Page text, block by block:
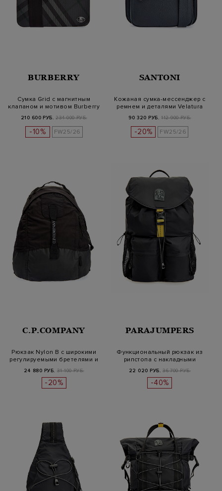
BURBERRY
Сумка Grid с магнитным
клапаном и мотивом Burberry
210 600 РУБ. 234 000 РУБ.
-10% FW25/26
SANTONI
Кожаная сумка-мессенджер с
ремнем и деталями Velatura
90 320 РУБ. 112 900 РУБ.
-20% FW25/26
C.P.COMPANY
Рюкзак Nylon B с широкими
регулируемыми бретелями и
ру…
24 880 РУБ. 31 100 РУБ.
-20%
PARAJUMPERS
Функциональный рюкзак из
рипстопа с накладными
кармана…
22 020 РУБ. 36 700 РУБ.
-40%